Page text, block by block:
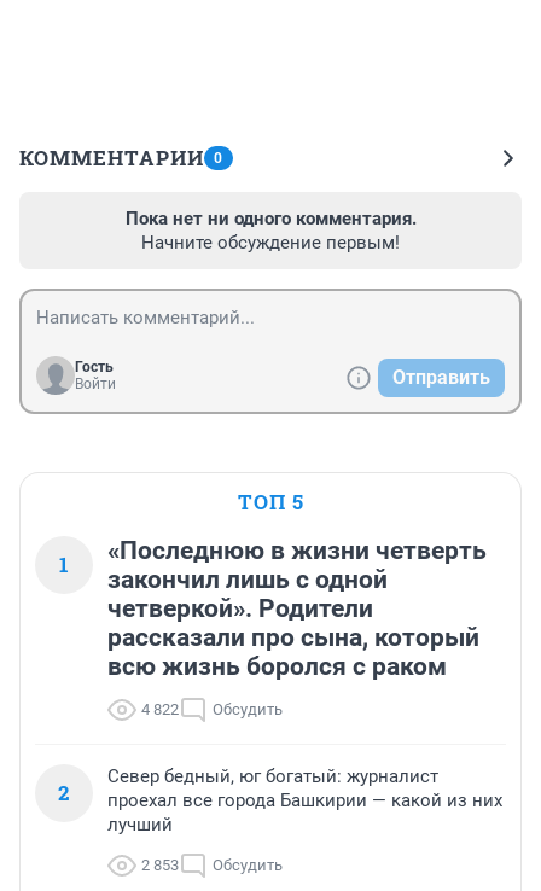
КОММЕНТАРИИ 0
Пока нет ни одного комментария.
Начните обсуждение первым!
Гость
Войти
Отправить
ТОП 5
1
«Последнюю в жизни четверть
закончил лишь с одной
четверкой». Родители
рассказали про сына, который
всю жизнь боролся с раком
4 822 Обсудить
2
Север бедный, юг богатый: журналист
проехал все города Башкирии — какой из них
лучший
2 853 Обсудить